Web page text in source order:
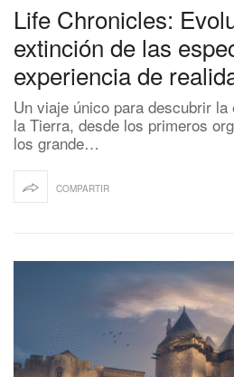
Life Chronicles:
extinción de las
experiencia de
Un viaje único para descubrir
la Tierra, desde los primeros
los grande…
COMPARTIR